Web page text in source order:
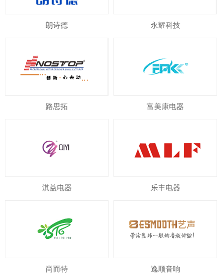
朗诗德 永耀科技
路思拓 富美康电器
淇益电器 乐丰电器
尚而特 逸顺音响